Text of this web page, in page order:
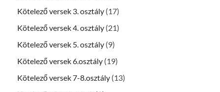
Kötelező versek 3. osztály (17)
Kötelező versek 4. osztály (21)
Kötelező versek 5. osztály (9)
Kötelező versek 6.osztály (19)
Kötelező versek 7-8.osztály (13)